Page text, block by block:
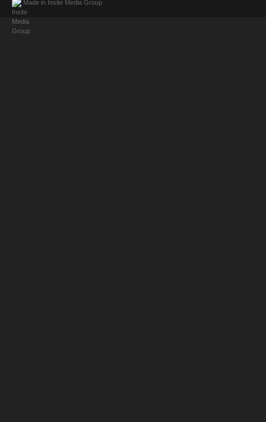
Made in Insite Media Group